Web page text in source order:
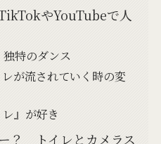
やYouTubeで人
特のダンス
が流されていく時の変
』が好き
？ トイレとカメラス